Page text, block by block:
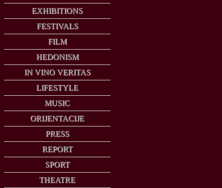
EXHIBITIONS
FESTIVALS
FILM
HEDONISM
IN VINO VERITAS
LIFESTYLE
MUSIC
ORIJENTACIJE
PRESS
REPORT
SPORT
THEATRE